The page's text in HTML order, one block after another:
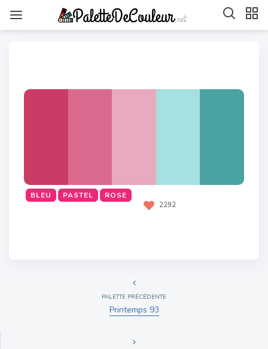
BLEU PASTEL ROSE
2292
PALETTE PRÉCÉDENTE
Printemps 93